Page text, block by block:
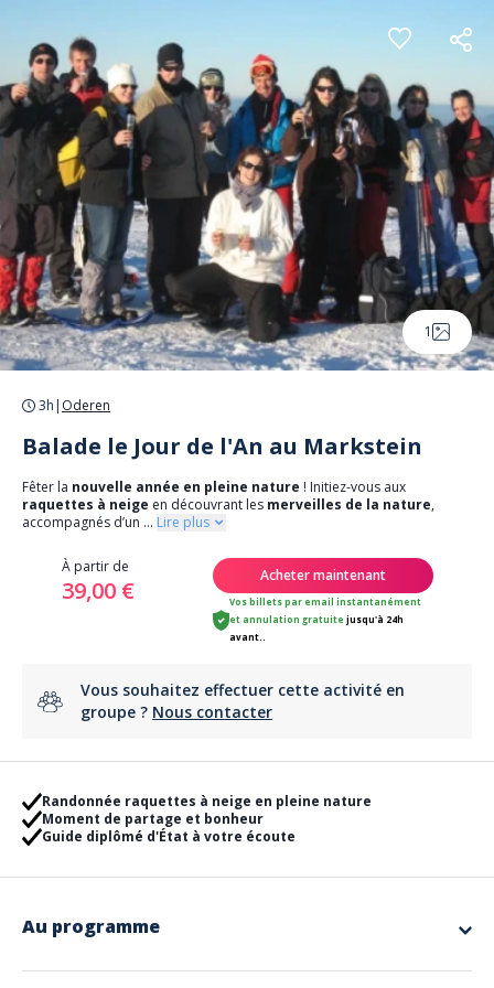
1
3h | Oderen
Balade le Jour de l'An au Markstein
Fêter la nouvelle année en pleine nature ! Initiez-vous aux
raquettes à neige en découvrant les merveilles de la nature,
accompagnés d’un ... Lire plus
À partir de
39,00 €
Acheter maintenant
Vos billets par email instantanément
etannulation gratuite jusqu'à 24h
avant..
Vous souhaitez effectuer cette activité en
groupe ? Nous contacter
Randonnée raquettes à neige en pleine nature
Moment de partage et bonheur
Guide diplômé d'État à votre écoute
Au programme
Nous partirons de lastation du Marksteinpour nous diriger vers les